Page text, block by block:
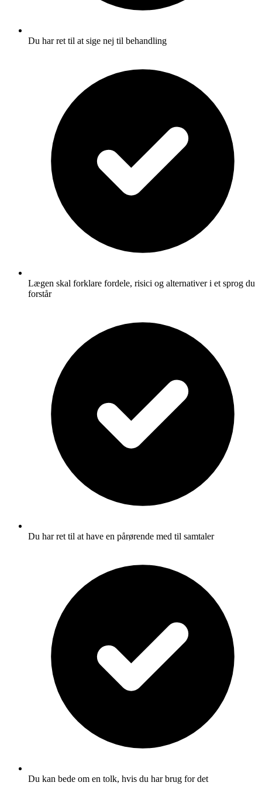
Du har ret til at sige nej til behandling
Lægen skal forklare fordele, risici og alternativer i et sprog du
forstår
Du har ret til at have en pårørende med til samtaler
Du kan bede om en tolk, hvis du har brug for det